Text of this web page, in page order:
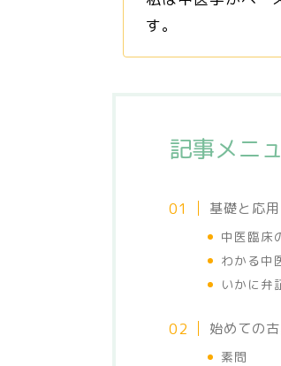
す。
記事メニ
基礎と応
中医臨床
わかる中
いかに弁
始めての
素問